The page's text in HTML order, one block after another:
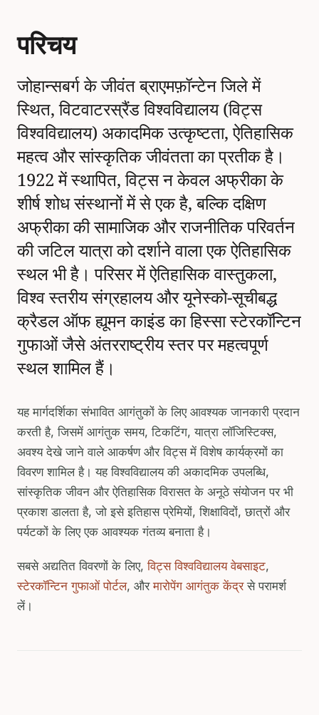
परिचय
जोहान्सबर्ग के जीवंत ब्राएमफ़ॉन्टेन जिले में
स्थित, विटवाटरस्रैंड विश्वविद्यालय (विट्स
विश्वविद्यालय) अकादमिक उत्कृष्टता, ऐतिहासिक
महत्व और सांस्कृतिक जीवंतता का प्रतीक है।
1922 में स्थापित, विट्स न केवल अफ्रीका के
शीर्ष शोध संस्थानों में से एक है, बल्कि दक्षिण
अफ्रीका की सामाजिक और राजनीतिक परिवर्तन
की जटिल यात्रा को दर्शाने वाला एक ऐतिहासिक
स्थल भी है। परिसर में ऐतिहासिक वास्तुकला,
विश्व स्तरीय संग्रहालय और यूनेस्को-सूचीबद्ध
क्रैडल ऑफ ह्यूमन काइंड का हिस्सा स्टेरकॉन्टिन
गुफाओं जैसे अंतरराष्ट्रीय स्तर पर महत्वपूर्ण
स्थल शामिल हैं।
यह मार्गदर्शिका संभावित आगंतुकों के लिए आवश्यक जानकारी प्रदान
करती है, जिसमें आगंतुक समय, टिकटिंग, यात्रा लॉजिस्टिक्स,
अवश्य देखे जाने वाले आकर्षण और विट्स में विशेष कार्यक्रमों का
विवरण शामिल है। यह विश्वविद्यालय की अकादमिक उपलब्धि,
सांस्कृतिक जीवन और ऐतिहासिक विरासत के अनूठे संयोजन पर भी
प्रकाश डालता है, जो इसे इतिहास प्रेमियों, शिक्षाविदों, छात्रों और
पर्यटकों के लिए एक आवश्यक गंतव्य बनाता है।
सबसे अद्यतित विवरणों के लिए,विट्स विश्वविद्यालय वेबसाइट,
स्टेरकॉन्टिन गुफाओं पोर्टल, औरमारोपेंग आगंतुक केंद्रसे परामर्श
लें।